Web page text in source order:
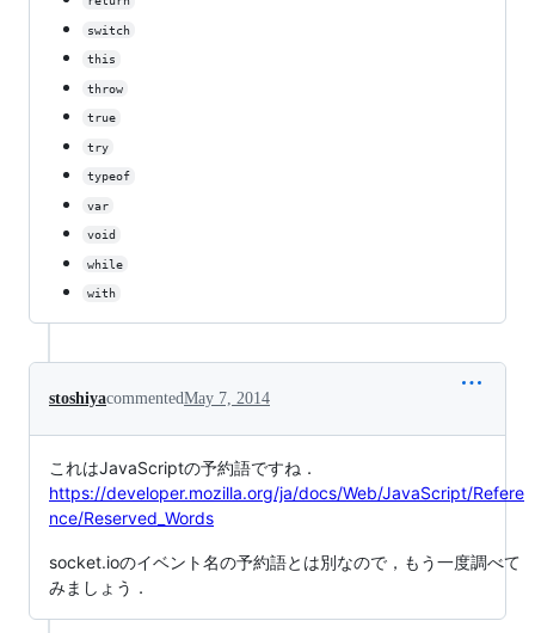
switch
this
throw
true
try
typeof
var
void
while
with
stoshiyacommentedMay 7, 2014
これはJavaScriptの予約語ですね．
https://developer.mozilla.org/ja/docs/Web/JavaScript/Refere
nce/Reserved_Words
socket.ioのイベント名の予約語とは別なので，もう一度調べて
みましょう．